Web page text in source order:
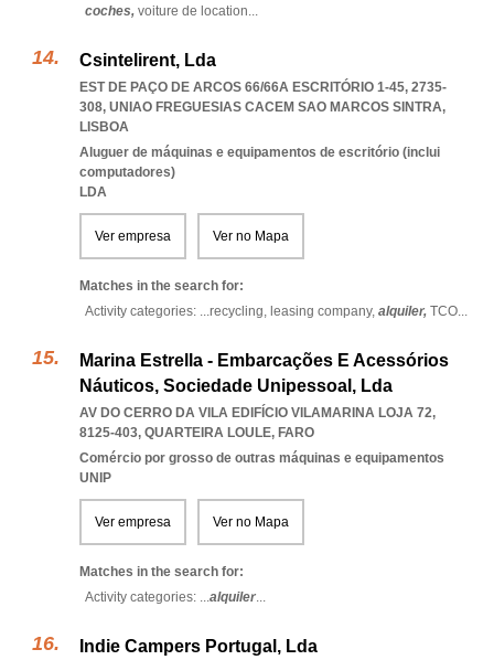
coches, voiture de location...
Csintelirent, Lda
EST DE PAÇO DE ARCOS 66/66A ESCRITÓRIO 1-45, 2735-
308, UNIAO FREGUESIAS CACEM SAO MARCOS SINTRA,
LISBOA
Aluguer de máquinas e equipamentos de escritório (inclui
computadores)
LDA
Ver empresa Ver no Mapa
Matches in the search for:
Activity categories: ...recycling, leasing company, alquiler, TCO...
Marina Estrella - Embarcações E Acessórios
Náuticos, Sociedade Unipessoal, Lda
AV DO CERRO DA VILA EDIFÍCIO VILAMARINA LOJA 72,
8125-403, QUARTEIRA LOULE, FARO
Comércio por grosso de outras máquinas e equipamentos
UNIP
Ver empresa Ver no Mapa
Matches in the search for:
Activity categories: ...alquiler...
Indie Campers Portugal, Lda